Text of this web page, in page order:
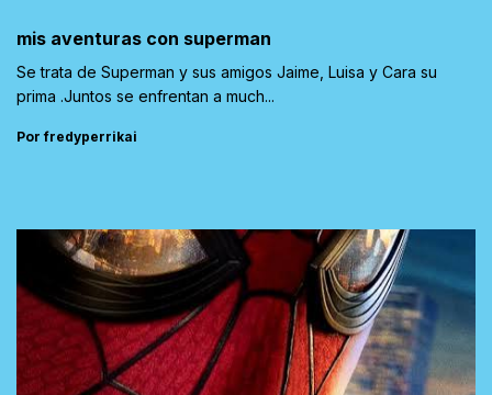
mis aventuras con superman
Se trata de Superman y sus amigos Jaime, Luisa y Cara su
prima .Juntos se enfrentan a much...
Por fredyperrikai